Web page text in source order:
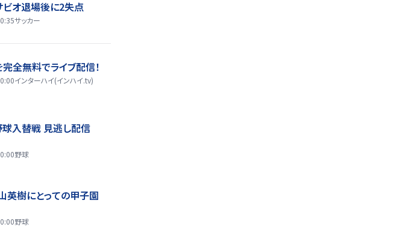
オ退場後に2失点
サッカー
全無料でライブ配信！
インターハイ(インハイ.tv)
入替戦 見逃し配信
野球
英樹にとっての甲子園
野球